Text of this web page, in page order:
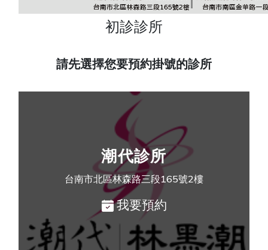
初診診所
請先選擇您要預約掛號的診所
潮代診所
台南市北區林森路三段165號2樓
我要預約